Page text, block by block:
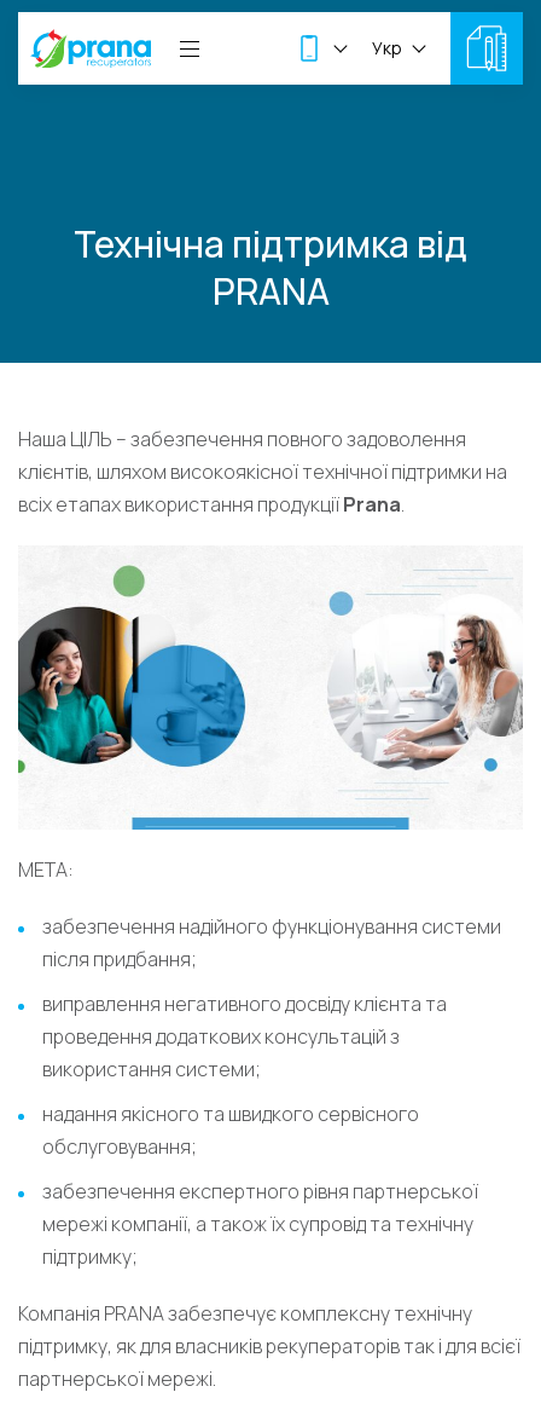
Укр
Технічна підтримка від
PRANA
Наша ЦІЛЬ – забезпечення повного задоволення
клієнтів, шляхом високоякісної технічної підтримки на
всіх етапах використання продукціїPrana.
МЕТА:
забезпечення надійного функціонування системи
після придбання;
виправлення негативного досвіду клієнта та
проведення додаткових консультацій з
використання системи;
надання якісного та швидкого сервісного
обслуговування;
забезпечення експертного рівня партнерської
мережі компанії, а також їх супровід та технічну
підтримку;
Компанія PRANA забезпечує комплексну технічну
підтримку, як для власників рекуператорів так і для всієї
партнерської мережі.